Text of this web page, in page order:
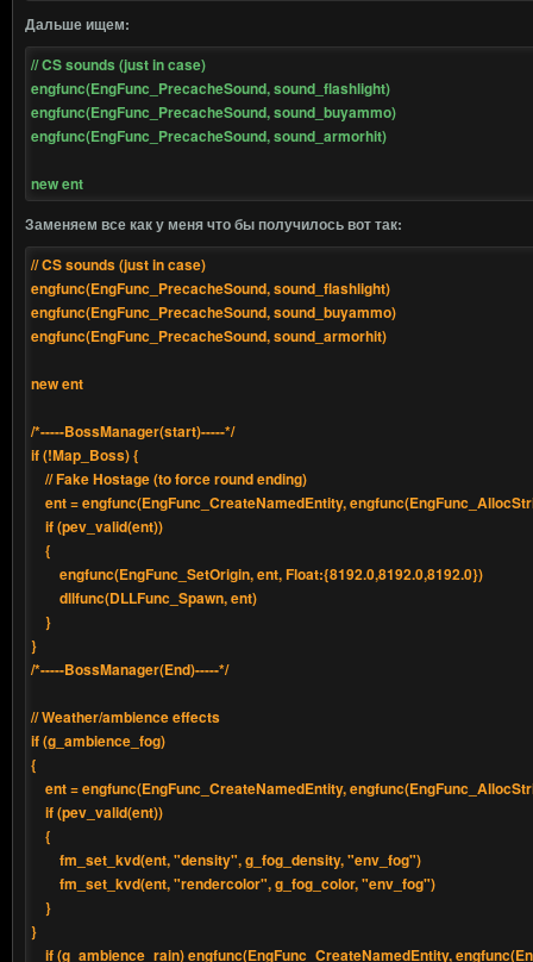
Дальше ищем:
// CS sounds (just in case)
engfunc(EngFunc_PrecacheSound, sound_flashlight)
engfunc(EngFunc_PrecacheSound, sound_buyammo)
engfunc(EngFunc_PrecacheSound, sound_armorhit)
new ent
Заменяем все как у меня что бы получилось вот так:
// CS sounds (just in case)
engfunc(EngFunc_PrecacheSound, sound_flashlight)
engfunc(EngFunc_PrecacheSound, sound_buyammo)
engfunc(EngFunc_PrecacheSound, sound_armorhit)
new ent
/*-----BossManager(start)-----*/
if (!Map_Boss) {
// Fake Hostage (to force round ending)
ent = engfunc(EngFunc_CreateNamedEntity,
if (pev_valid(ent))
{
engfunc(EngFunc_SetOrigin, ent, Float:{8192.0,8192.0,8192.0})
dllfunc(DLLFunc_Spawn, ent)
}
}
/*-----BossManager(End)-----*/
// Weather/ambience effects
if (g_ambience_fog)
{
ent = engfunc(EngFunc_CreateNamedEntity,
if (pev_valid(ent))
{
fm_set_kvd(ent, "density", g_fog_density, "env_fog")
fm_set_kvd(ent, "rendercolor", g_fog_color, "env_fog")
}
}
if (g_ambience_rain) engfunc(EngFunc_CreateNamedEntity,